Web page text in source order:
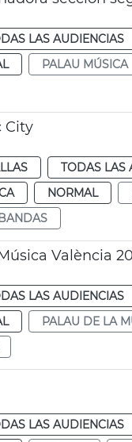
LAS AUDIENCIAS
PALAU MÚSICA
City
TODAS LAS
NORMAL
València
LAS AUDIENCIAS
PALAU DE LA
LAS AUDIENCIAS